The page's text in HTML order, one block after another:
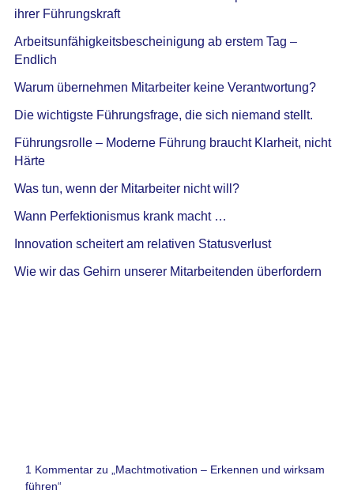
ihrer Führungskraft
Arbeitsunfähigkeitsbescheinigung ab erstem Tag –
Endlich
Warum übernehmen Mitarbeiter keine Verantwortung?
Die wichtigste Führungsfrage, die sich niemand stellt.
Führungsrolle – Moderne Führung braucht Klarheit, nicht
Härte
Was tun, wenn der Mitarbeiter nicht will?
Wann Perfektionismus krank macht …
Innovation scheitert am relativen Statusverlust
Wie wir das Gehirn unserer Mitarbeitenden überfordern
1 Kommentar zu „Machtmotivation – Erkennen und wirksam
führen“